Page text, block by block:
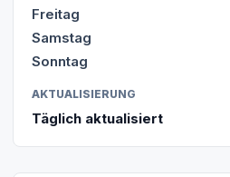
Freitag
Samstag
Sonntag
AKTUALISIERUNG
Täglich aktualisiert